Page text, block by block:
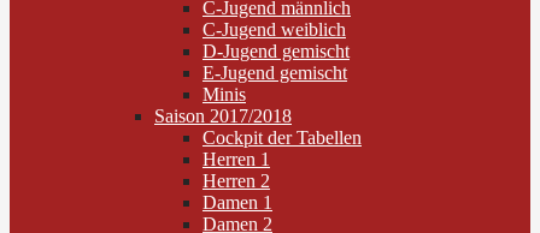
C-Jugend männlich
C-Jugend weiblich
D-Jugend gemischt
E-Jugend gemischt
Minis
Saison 2017/2018
Cockpit der Tabellen
Herren 1
Herren 2
Damen 1
Damen 2